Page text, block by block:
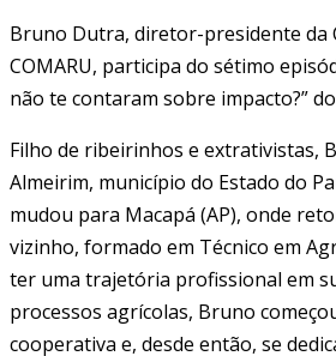
Bruno Dutra, diretor-presidente da
COMARU, participa do sétimo
não te contaram sobre impacto?” do
Filho de ribeirinhos e extrativistas,
Almeirim, município do Estado do
mudou para Macapá (AP), onde
vizinho, formado em Técnico em
ter uma trajetória profissional em
processos agrícolas, Bruno
cooperativa e, desde então, se